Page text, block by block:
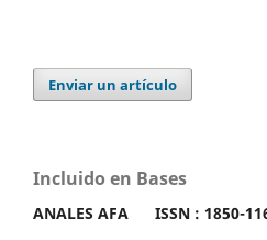
Enviar un artículo
Incluido en Bases
ANALES AFA ISSN : 1850-